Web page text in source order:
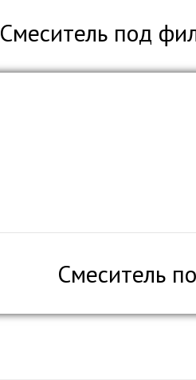
Смеситель под
Смеситель